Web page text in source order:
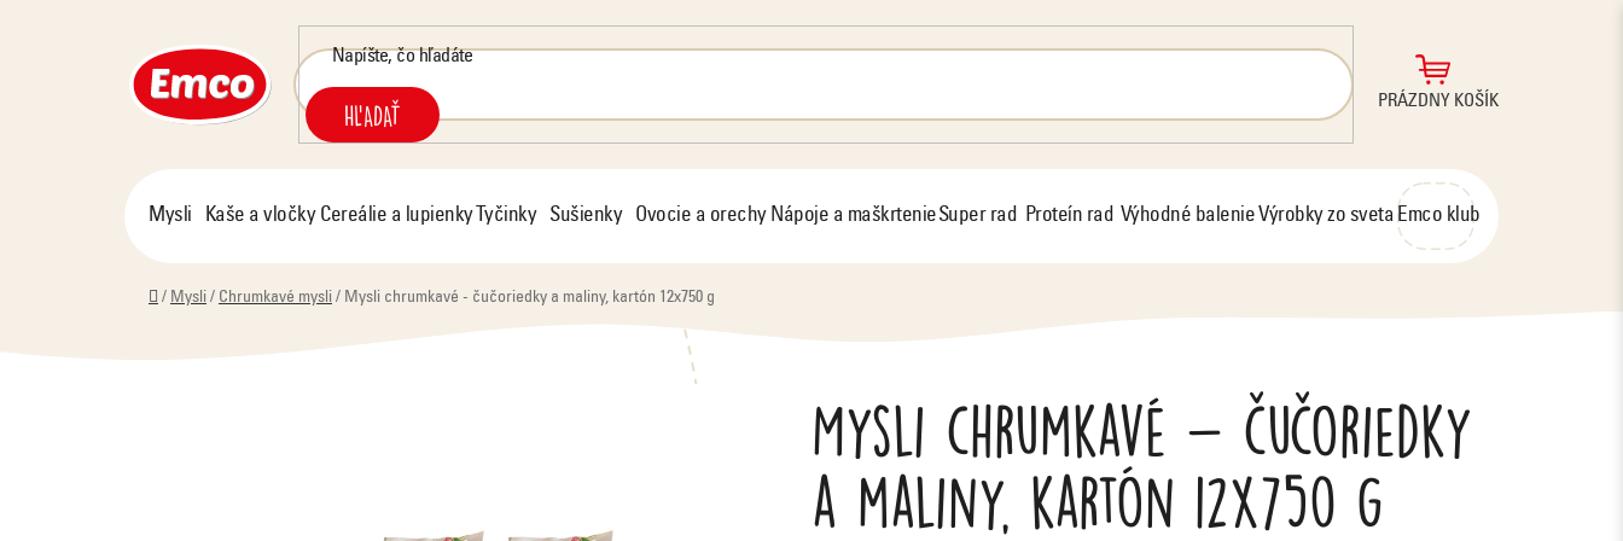
HĽADAŤ
NÁKUPNÝ
PRÁZDNY KOŠÍK
Mysli Kaše a vločky Cereálie a lupienky Tyčinky Sušienky Ovocie a orechy Nápoje a maškrtenieSuper rad Proteín rad Výhodné balenie Výrobky zo svetaEmco klub
Domov
/ Mysli / Chrumkavé mysli / Mysli chrumkavé - čučoriedky a maliny, kartón 12x750 g
Mysli chrumkavé - čučoriedky
a maliny, kartón 12x750 g